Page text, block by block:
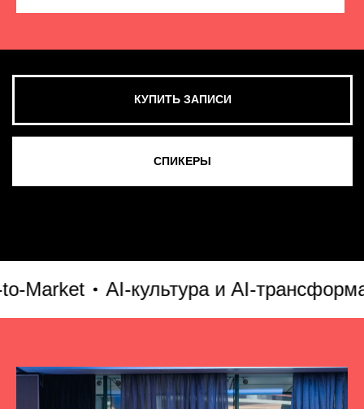
AI-культура и AI-
СМОТРЕТЬ ВСЕ ФОТО